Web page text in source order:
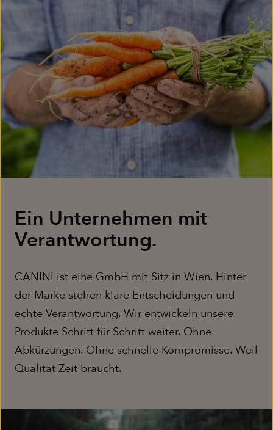
Ein Unternehmen mit
Verantwortung.
CANINI ist eine GmbH mit Sitz in Wien. Hinter
der Marke stehen klare Entscheidungen und
echte Verantwortung. Wir entwickeln unsere
Produkte Schritt für Schritt weiter. Ohne
Abkürzungen. Ohne schnelle Kompromisse. Weil
Qualität Zeit braucht.